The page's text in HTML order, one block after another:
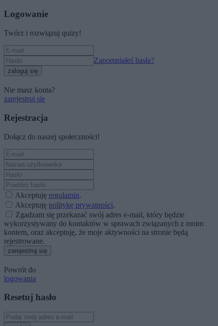
Logowanie
Twórz i rozwiązuj quizy!
Zapomniałeś hasła?
zaloguj się
Nie masz konta?
zarejestruj się
Rejestracja
Dołącz do naszej społeczności!
Akceptuję regulamin.
Akceptuję politykę prywatności.
Zgadzam się przekazać swój adres e-mail, który będzie
wykorzystywany do kontaktów w sprawach związanych z moim
kontem, oraz akceptuję, że moje aktywności na stronie będą
rejestrowane.
zarejestruj się
Powrót do
logowania
Resetuj hasło